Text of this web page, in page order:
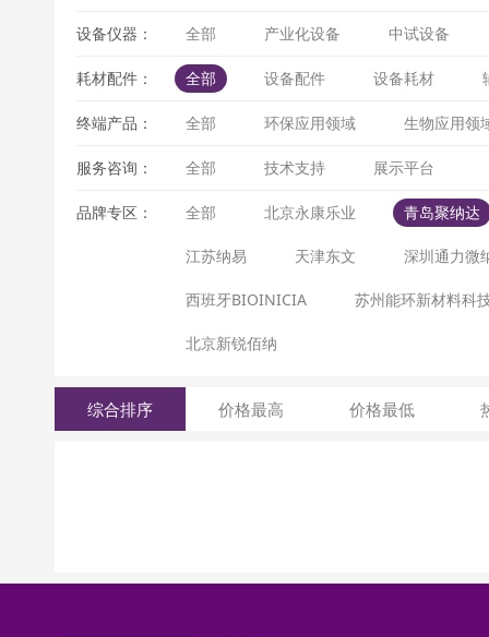
设备仪器： 全部 产业化设备 中试设备
耗材配件： 全部 设备配件 设备耗材
终端产品： 全部 环保应用领域 生物应用领
服务咨询： 全部 技术支持 展示平台
品牌专区： 全部 北京永康乐业 青岛聚纳达
江苏纳易 天津东文 深圳通力微
西班牙BIOINICIA 苏州能环新材料科
北京新锐佰纳
综合排序 价格最高 价格最低